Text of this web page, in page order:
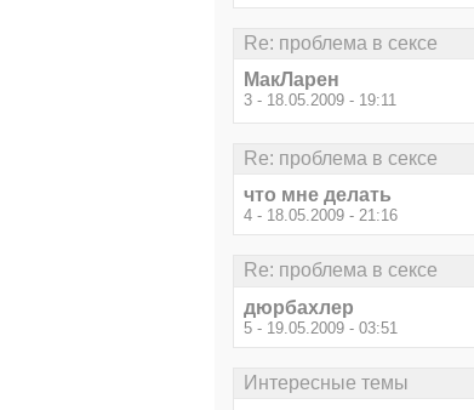
Re: проблема в сексе
МакЛарен
3 - 18.05.2009 - 19:11
Re: проблема в сексе
что мне делать
4 - 18.05.2009 - 21:16
Re: проблема в сексе
дюрбахлер
5 - 19.05.2009 - 03:51
Интересные темы